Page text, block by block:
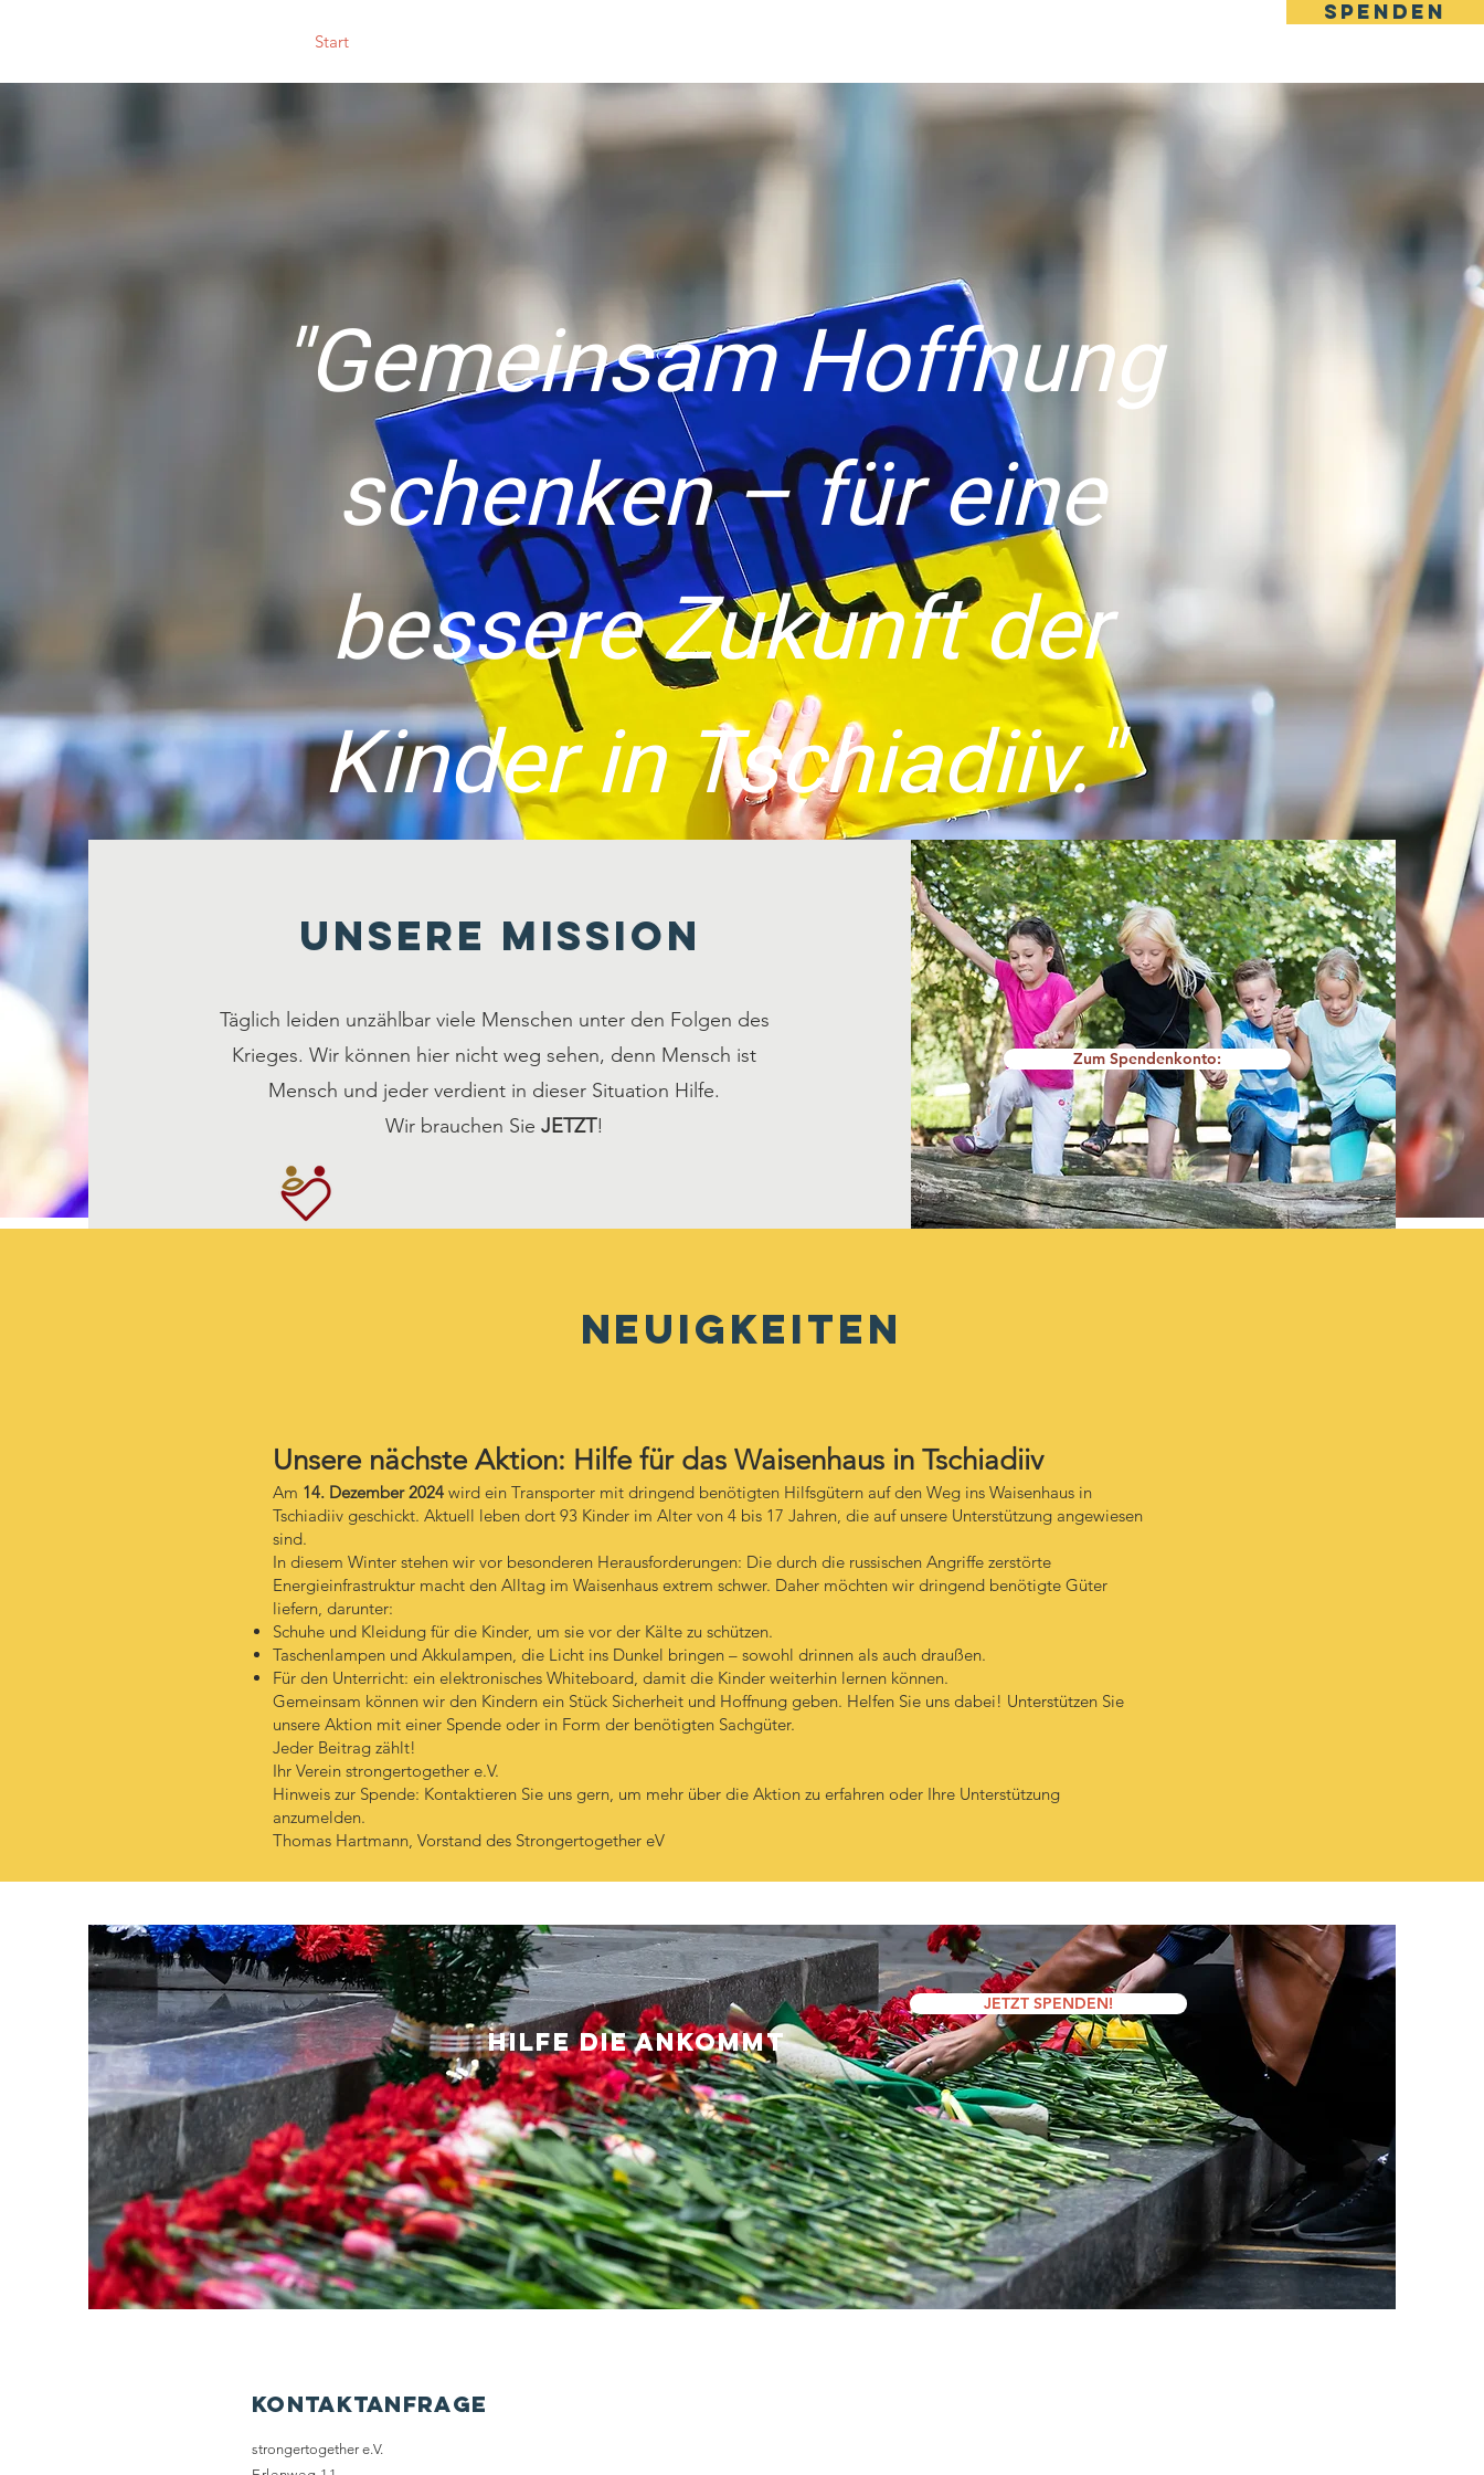
SPENDEN
Start
"Gemeinsam Hoffnung
schenken – für eine
bessere Zukunft der
Kinder in Tschiadiiv."
Unsere MISSION
Täglich leiden unzählbar viele Menschen unter den Folgen des
Krieges. Wir können hier nicht weg sehen, denn Mensch ist
Mensch und jeder verdient in dieser Situation Hilfe.
Wir brauchen Sie JETZT!
Zum Spendenkonto:
NEUIGKEITEN
Unsere nächste Aktion: Hilfe für das Waisenhaus in Tschiadiiv
Am 14. Dezember 2024 wird ein Transporter mit dringend benötigten Hilfsgütern auf den Weg ins Waisenhaus in
Tschiadiiv geschickt. Aktuell leben dort 93 Kinder im Alter von 4 bis 17 Jahren, die auf unsere Unterstützung angewiesen
sind.
In diesem Winter stehen wir vor besonderen Herausforderungen: Die durch die russischen Angriffe zerstörte
Energieinfrastruktur macht den Alltag im Waisenhaus extrem schwer. Daher möchten wir dringend benötigte Güter
liefern, darunter:
Schuhe und Kleidung für die Kinder, um sie vor der Kälte zu schützen.
Taschenlampen und Akkulampen, die Licht ins Dunkel bringen – sowohl drinnen als auch draußen.
Für den Unterricht: ein elektronisches Whiteboard, damit die Kinder weiterhin lernen können.
Gemeinsam können wir den Kindern ein Stück Sicherheit und Hoffnung geben. Helfen Sie uns dabei! Unterstützen Sie
unsere Aktion mit einer Spende oder in Form der benötigten Sachgüter.
Jeder Beitrag zählt!
Ihr Verein strongertogether e.V.
Hinweis zur Spende: Kontaktieren Sie uns gern, um mehr über die Aktion zu erfahren oder Ihre Unterstützung
anzumelden.
Thomas Hartmann, Vorstand des Strongertogether eV
Hilfe die ankommt
JETZT SPENDEN!
Kontaktanfrage
strongertogether e.V.